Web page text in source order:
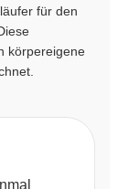
für den
Diese
körpereigene